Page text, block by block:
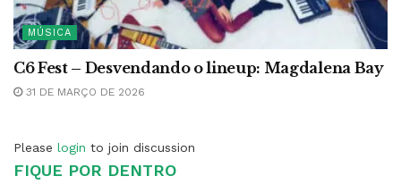
MÚSICA
C6 Fest – Desvendando o lineup: Magdalena Bay
31 DE MARÇO DE 2026
Please login to join discussion
FIQUE POR DENTRO